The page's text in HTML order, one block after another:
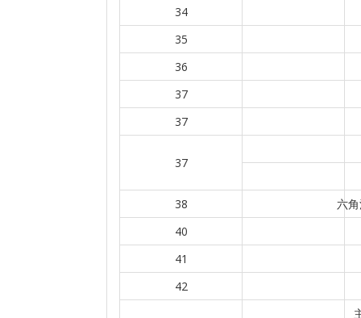
34
35
36
37
37
37
38
六
40
41
42